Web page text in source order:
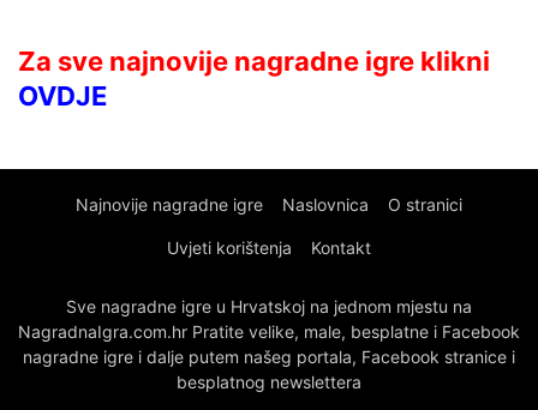
Za sve najnovije nagradne igre klikni
OVDJE
Najnovije nagradne igre Naslovnica O stranici
Uvjeti korištenja Kontakt
Sve nagradne igre u Hrvatskoj na jednom mjestu na
NagradnaIgra.com.hr Pratite velike, male, besplatne i Facebook
nagradne igre i dalje putem našeg portala, Facebook stranice i
besplatnog newslettera